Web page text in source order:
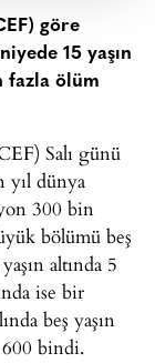
göre
15 yaşın
fazla ölüm
Salı günü
yıl dünya
300 bin
bölümü beş
altında 5
ise bir
beş yaşın
600 bindi.